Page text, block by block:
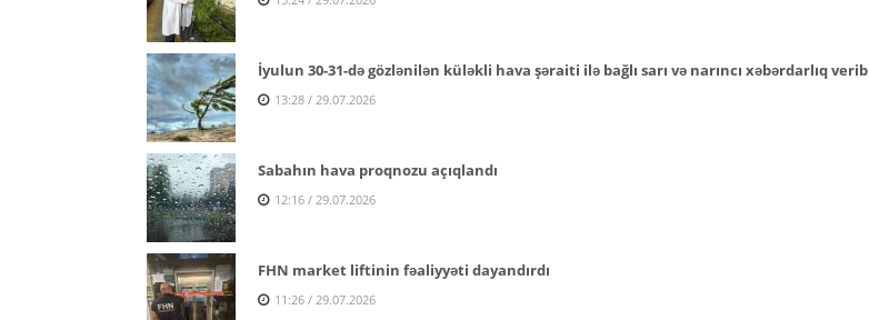
İyulun 30-31-də gözlənilən küləkli hava şəraiti ilə bağlı sarı və narıncı xəbərdarlıq verib
13:28 / 29.07.2026
Sabahın hava proqnozu açıqlandı
12:16 / 29.07.2026
FHN market liftinin fəaliyyəti dayandırdı
11:26 / 29.07.2026